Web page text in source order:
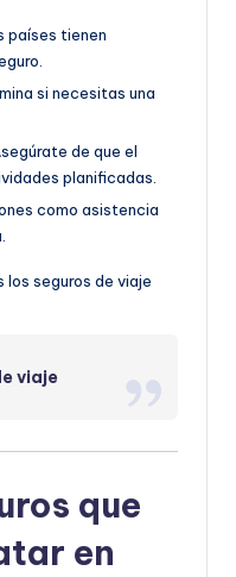
países tienen
si necesitas una
de que el
planificadas.
como asistencia
seguros de viaje
viaje
que
en